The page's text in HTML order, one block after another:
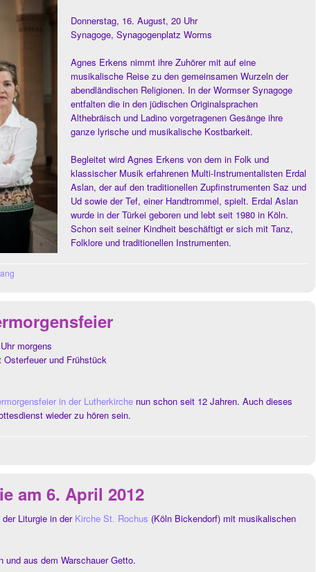
Donnerstag, 16. August, 20 Uhr
Synagoge, Synagogenplatz Worms
Agnes Erkens nimmt ihre Zuhörer mit auf eine
musikalische Reise zu den gemeinsamen Wurzeln der
abendländischen Religionen. In der Wormser Synagoge
entfalten die in den jüdischen Originalsprachen
Althebräisch und Ladino vorgetragenen Gesänge ihre
ganze lyrische und musikalische Kostbarkeit.
Begleitet wird Agnes Erkens von dem in Folk und
klassischer Musik erfahrenen Multi-Instrumentalisten Erdal
Aslan, der auf den traditionellen Zupfinstrumenten Saz und
Ud sowie der Tef, einer Handtrommel, spielt. Erdal Aslan
wurde in der Türkei geboren und lebt seit 1980 in Köln.
Schon seit seiner Kindheit beschäftigt er sich mit Tanz,
Folklore und traditionellen Instrumenten.
morgens
und Frühstück
in der Lutherkirche nun schon seit 12 Jahren. Auch dieses
wieder zu hören sein.
am 6. April 2012
Liturgie in der Kirche St. Rochus (Köln Bickendorf) mit musikalischen
und aus dem Warschauer Getto.